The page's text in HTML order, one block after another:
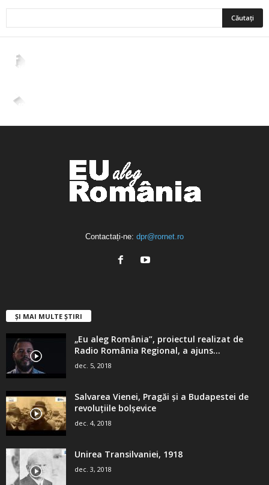
2,265
4,400
Contactați-ne: dpr@rornet.ro
ȘI MAI MULTE ȘTIRI
„Eu aleg România”, proiectul realizat de
Radio România Regional, a ajuns...
dec. 5, 2018
Salvarea Vienei, Pragăi şi a Budapestei de
revoluţiile bolşevice
dec. 4, 2018
Unirea Transilvaniei, 1918
dec. 3, 2018